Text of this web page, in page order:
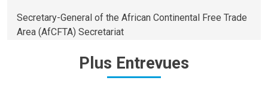
Secretary-General of the African Continental Free Trade
Area (AfCFTA) Secretariat
Plus Entrevues